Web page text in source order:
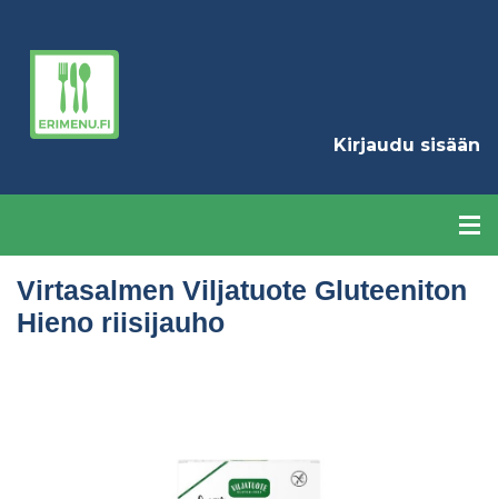
Kirjaudu sisään
Virtasalmen Viljatuote Gluteeniton
Hieno riisijauho